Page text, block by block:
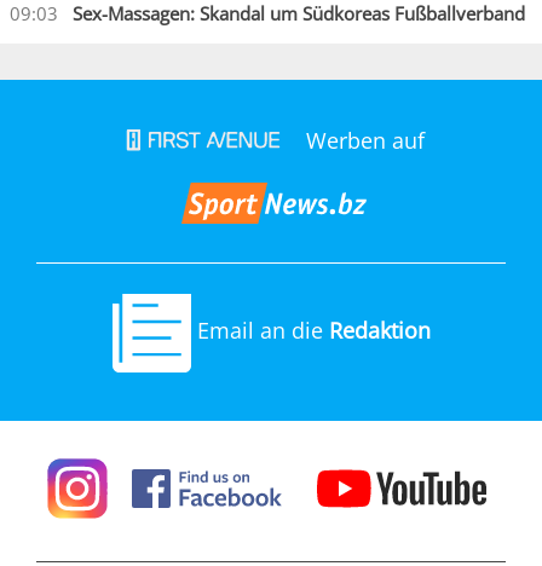
09:03 Sex-Massagen: Skandal um Südkoreas Fußballverband
Werben auf
Email an die Redaktion